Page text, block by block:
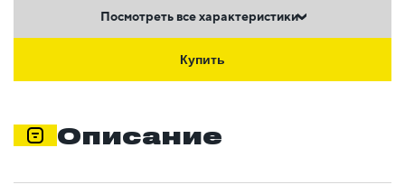
Посмотреть все характеристики
Купить
Описание